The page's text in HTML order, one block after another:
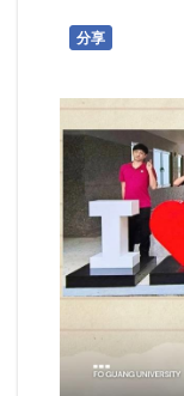
分享